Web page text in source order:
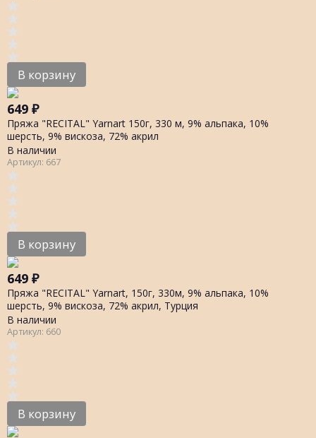
В корзину
649 ₽
Пряжа "RECITAL" Yarnart 150г, 330 м, 9% альпака, 10%
шерсть, 9% вискоза, 72% акрил
В наличии
Артикул: 667
В корзину
649 ₽
Пряжа "RECITAL" Yarnart, 150г, 330м, 9% альпака, 10%
шерсть, 9% вискоза, 72% акрил, Турция
В наличии
Артикул: 660
В корзину